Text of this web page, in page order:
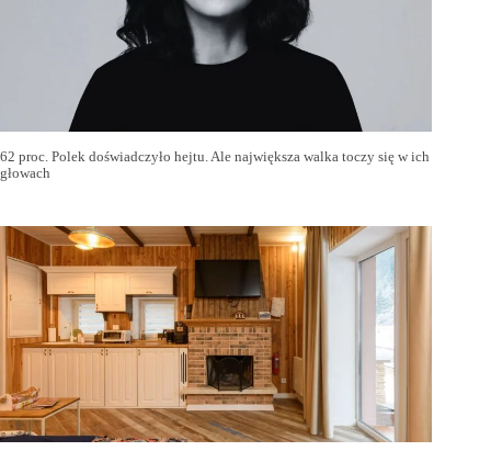
62 proc. Polek doświadczyło hejtu. Ale największa walka toczy się w ich
głowach